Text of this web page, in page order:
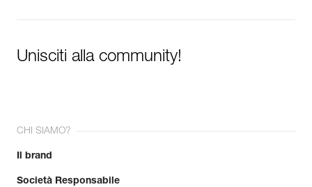
Unisciti alla community!
CHI SIAMO?
Il brand
Società Responsabile